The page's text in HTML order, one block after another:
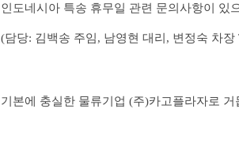
인도네시아 특송 휴무일 관련 문의사항이 있
(담당: 김백송 주임, 남영현 대리, 변정숙 차장
기본에 충실한 물류기업 (주)카고플라자로